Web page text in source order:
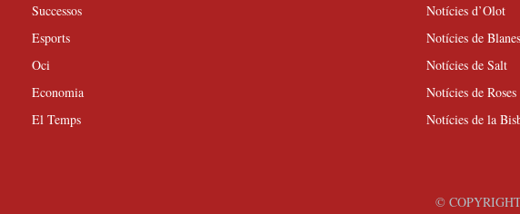
Successos
Esports
Oci
Economia
El Temps
Notícies d’Olot
Notícies de Blanes
Notícies de Salt
Notícies de Roses
Notícies de la
©